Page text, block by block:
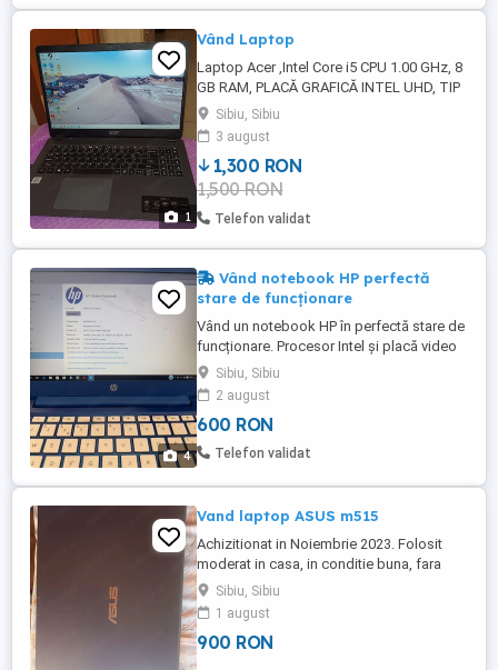
1
Vând Laptop
Laptop Acer ,Intel Core i5 CPU 1.00 GHz, 8
GB RAM, PLACĂ GRAFICĂ INTEL UHD, TIP
SISTEM 64 biți, Windows11, stare
impecabilă,
Sibiu, Sibiu
3 august
1,300 RON
1,500 RON
Telefon validat
4
Vând notebook HP perfectă
stare de funcționare
Vând un notebook HP în perfectă stare de
funcționare. Procesor Intel și placă video
integrată. Oferă o experiență de utilizare
fluidă și fiabilă. Perfect pentru sarcini de zi
cu zi sau pentru divertisment.
Contactează-mă pentru mai multe detalii!
Sibiu, Sibiu
2 august
600 RON
Telefon validat
Vand laptop ASUS m515
Achizitionat in Noiembrie 2023. Folosit
moderat in casa, in conditie buna, fara
defecte. Windows 11
Sibiu, Sibiu
1 august
900 RON